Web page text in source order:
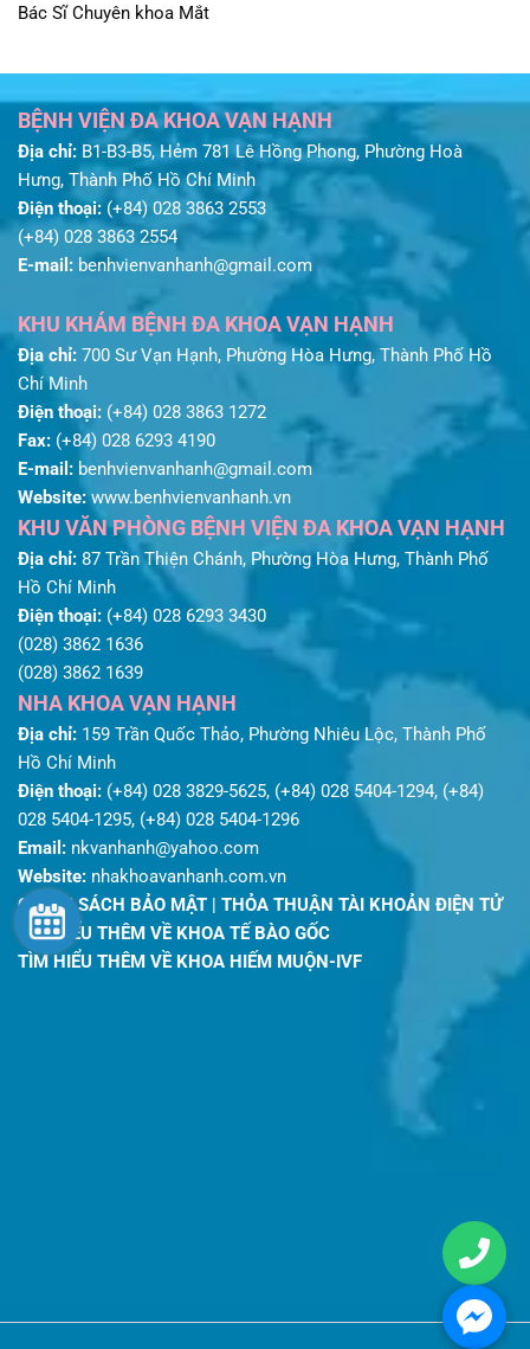
Bác Sĩ Chuyên khoa Mắt
BỆNH VIỆN ĐA KHOA VẠN HẠNH
Địa chỉ: B1-B3-B5, Hẻm 781 Lê Hồng Phong, Phường Hoà
Hưng, Thành Phố Hồ Chí Minh
Điện thoại: (+84) 028 3863 2553
(+84) 028 3863 2554
E-mail: benhvienvanhanh@gmail.com
KHU KHÁM BỆNH ĐA KHOA VẠN HẠNH
Địa chỉ: 700 Sư Vạn Hạnh, Phường Hòa Hưng, Thành Phố Hồ
Chí Minh
Điện thoại: (+84) 028 3863 1272
Fax: (+84) 028 6293 4190
E-mail: benhvienvanhanh@gmail.com
Website:www.benhvienvanhanh.vn
KHU VĂN PHÒNG BỆNH VIỆN ĐA KHOA VẠN HẠNH
Địa chỉ: 87 Trần Thiện Chánh, Phường Hòa Hưng, Thành Phố
Hồ Chí Minh
Điện thoại: (+84) 028 6293 3430
(028) 3862 1636
(028) 3862 1639
NHA KHOA VẠN HẠNH
Địa chỉ: 159 Trần Quốc Thảo, Phường Nhiêu Lộc, Thành Phố
Hồ Chí Minh
Điện thoại: (+84) 028 3829-5625, (+84) 028 5404-1294, (+84)
028 5404-1295, (+84) 028 5404-1296
Email: nkvanhanh@yahoo.com
Website: nhakhoavanhanh.com.vn
CHÍNH SÁCH BẢO MẬT | THỎA THUẬN TÀI KHOẢN ĐIỆN TỬ
TÌM HIỂU THÊM VỀ KHOA TẾ BÀO GỐC
TÌM HIỂU THÊM VỀ KHOA HIẾM MUỘN-IVF